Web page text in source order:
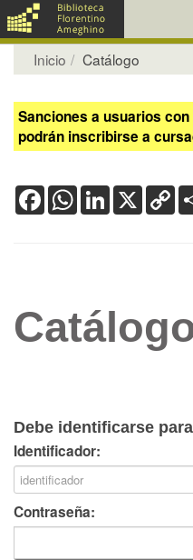
Inicio Catálogo
Sanciones a usuarios
podrán inscribirse a
FacebookWhatsApp
LinkedIn
X
Debe identificarse
Identificador:
Contraseña: